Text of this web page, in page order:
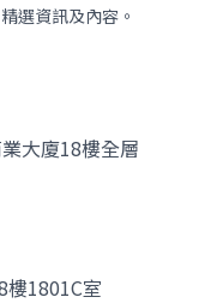
選資訊及內容。
大廈18樓全層
樓1801C室